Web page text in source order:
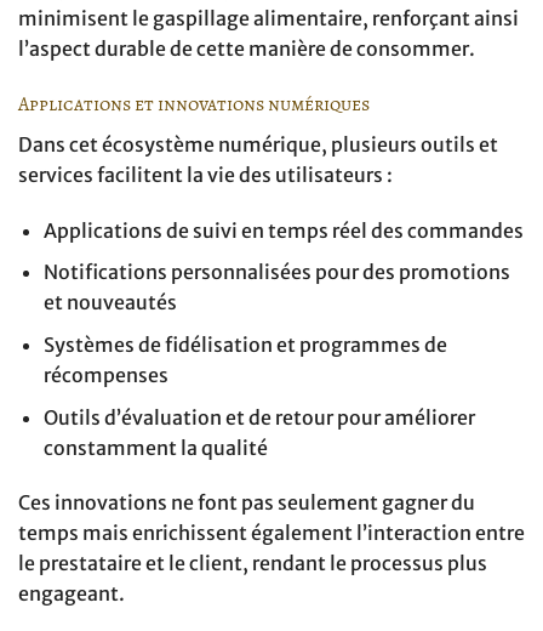
minimisent le gaspillage alimentaire, renforçant ainsi
l’aspect durable de cette manière de consommer.
Applications et innovations numériques
Dans cet écosystème numérique, plusieurs outils et
services facilitent la vie des utilisateurs :
Applications de suivi en temps réel des commandes
Notifications personnalisées pour des promotions
et nouveautés
Systèmes de fidélisation et programmes de
récompenses
Outils d’évaluation et de retour pour améliorer
constamment la qualité
Ces innovations ne font pas seulement gagner du
temps mais enrichissent également l’interaction entre
le prestataire et le client, rendant le processus plus
engageant.